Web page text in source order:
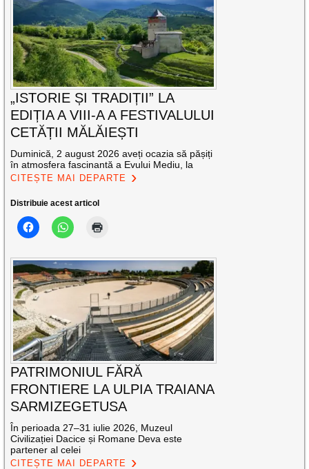
„ISTORIE ȘI TRADIȚII” LA
EDIȚIA A VIII-A A FESTIVALULUI
CETĂȚII MĂLĂIEȘTI
Duminică, 2 august 2026 aveți ocazia să pășiți
în atmosfera fascinantă a Evului Mediu, la
CITEȘTE MAI DEPARTE
Distribuie acest articol
PATRIMONIUL FĂRĂ
FRONTIERE LA ULPIA TRAIANA
SARMIZEGETUSA
În perioada 27–31 iulie 2026, Muzeul
Civilizației Dacice și Romane Deva este
partener al celei
CITEȘTE MAI DEPARTE